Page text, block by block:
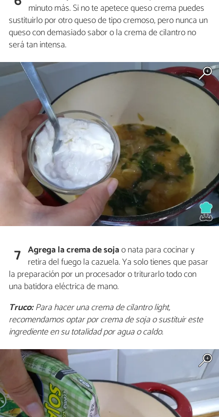
minuto más. Si no te apetece queso crema puedes
sustituirlo por otro queso de tipo cremoso, pero nunca un
queso con demasiado sabor o la crema de cilantro no
será tan intensa.
7 Agrega la crema de sojao nata para cocinar y
retira del fuego la cazuela. Ya solo tienes que pasar
la preparación por un procesador o triturarlo todo con
una batidora eléctrica de mano.
Truco:Para hacer una crema de cilantro light,
recomendamos optar por crema de soja o sustituir este
ingrediente en su totalidad por agua o caldo.